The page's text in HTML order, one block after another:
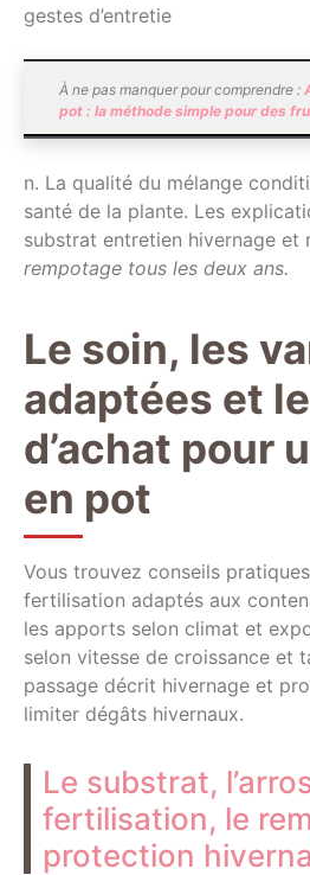
gestes d’entretie
À ne pas manquer pour comprendre :
pot : la méthode simple pour des
n. La qualité du mélange
santé de la plante. Les
substrat entretien hivernage et
rempotage tous les deux ans.
Le soin, les
adaptées et
d’achat pour
en pot
Vous trouvez conseils
fertilisation adaptés aux
les apports selon climat et
selon vitesse de croissance et
passage décrit hivernage et
limiter dégâts hivernaux.
Le substrat,
fertilisation, le
protection